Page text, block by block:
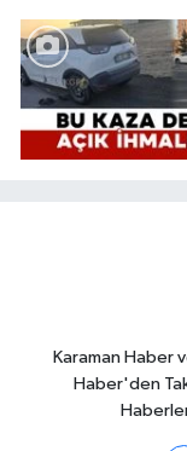
Karaman Haber
Haber'den